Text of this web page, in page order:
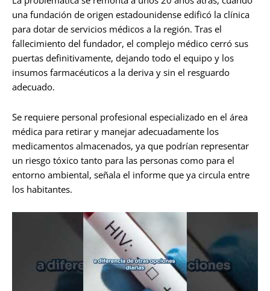
una fundación de origen estadounidense edificó la clínica
para dotar de servicios médicos a la región. Tras el
fallecimiento del fundador, el complejo médico cerró sus
puertas definitivamente, dejando todo el equipo y los
insumos farmacéuticos a la deriva y sin el resguardo
adecuado.
Se requiere personal profesional especializado en el área
médica para retirar y manejar adecuadamente los
medicamentos almacenados, ya que podrían representar
un riesgo tóxico tanto para las personas como para el
entorno ambiental, señala el informe que ya circula entre
los habitantes.